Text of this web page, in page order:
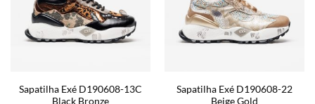
Sapatilha Exé D190608-13C
Black Bronze
Sapatilha Exé D190608-22
Beige Gold